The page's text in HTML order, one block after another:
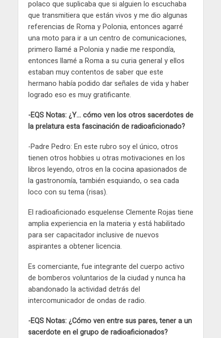
polaco que suplicaba que si alguien lo escuchaba
que transmitiera que están vivos y me dio algunas
referencias de Roma y Polonia, entonces agarré
una moto para ir a un centro de comunicaciones,
primero llamé a Polonia y nadie me respondía,
entonces llamé a Roma a su curia general y ellos
estaban muy contentos de saber que este
hermano había podido dar señales de vida y haber
logrado eso es muy gratificante.
-EQS Notas: ¿Y… cómo ven los otros sacerdotes de
la prelatura esta fascinación de radioaficionado?
-Padre Pedro: En este rubro soy el único, otros
tienen otros hobbies u otras motivaciones en los
libros leyendo, otros en la cocina apasionados de
la gastronomía, también esquiando, o sea cada
loco con su tema (risas).
El radioaficionado esquelense Clemente Rojas tiene
amplia experiencia en la materia y está habilitado
para ser capacitador inclusive de nuevos
aspirantes a obtener licencia.
Es comerciante, fue integrante del cuerpo activo
de bomberos voluntarios de la ciudad y nunca ha
abandonado la actividad detrás del
intercomunicador de ondas de radio.
-EQS Notas: ¿Cómo ven entre sus pares, tener a un
sacerdote en el grupo de radioaficionados?